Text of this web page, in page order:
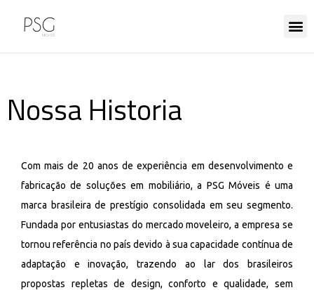
Nossa Historia
Com mais de 20 anos de experiência em desenvolvimento e
fabricação de soluções em mobiliário, a PSG Móveis é uma
marca brasileira de prestígio consolidada em seu segmento.
Fundada por entusiastas do mercado moveleiro, a empresa se
tornou referência no país devido à sua capacidade contínua de
adaptação e inovação, trazendo ao lar dos brasileiros
propostas repletas de design, conforto e qualidade, sem